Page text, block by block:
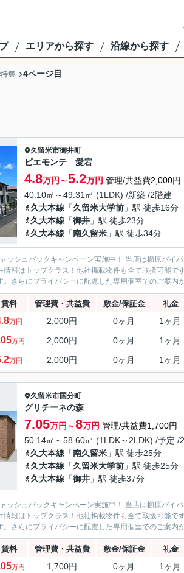
エリアから探す 沿線から探す
集 4ページ目
久留米市御井町
ピエモンテ 愛宕
4.8万円～5.2万円 管理/共益費2,000円
40.10㎡～49.31㎡ (1LDK) /新築 /2階建
久大本線 「久留米大学前 」駅 徒歩16分
久大本線 「御井 」駅 徒歩23分
久大本線 「南久留米 」駅 徒歩34分
ッシュバックキャンペーン実施中！ 当店は櫛原バイ
報はトップクラス！他社掲載物件も全て取扱可能
。さらにプライバシーに配慮した専用個室でのご案内
賃料 管理費・共益費 敷金/保証金 礼金
万円 2,000円 0ヶ月 1ヶ月
万円 2,000円 0ヶ月 1ヶ月
万円 2,000円 0ヶ月 1ヶ月
久留米市国分町
グリチーネの森
7.05万円～8万円 管理/共益費1,700円
50.14㎡～58.60㎡ (1LDK～2LDK) /予定 /
久大本線 「南久留米 」駅 徒歩25分
久大本線 「久留米大学前 」駅 徒歩25分
久大本線 「御井 」駅 徒歩37分
ッシュバックキャンペーン実施中！ 当店は櫛原バイ
報はトップクラス！他社掲載物件も全て取扱可能
。さらにプライバシーに配慮した専用個室でのご案内
賃料 管理費・共益費 敷金/保証金 礼金
万円 1,700円 0ヶ月 1ヶ月